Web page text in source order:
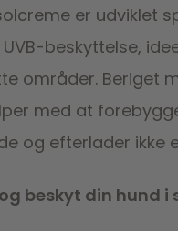
er udviklet
beskyttelse,
områder. Beriget
med at
og efterlader ikke
beskyt din hund i